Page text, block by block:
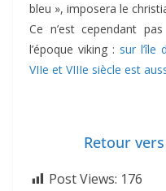
bleu », imposera le
Ce n’est cependant
l’époque viking : sur l’île
VIIe et VIIIe siècle est
Retour
Post Views: 176